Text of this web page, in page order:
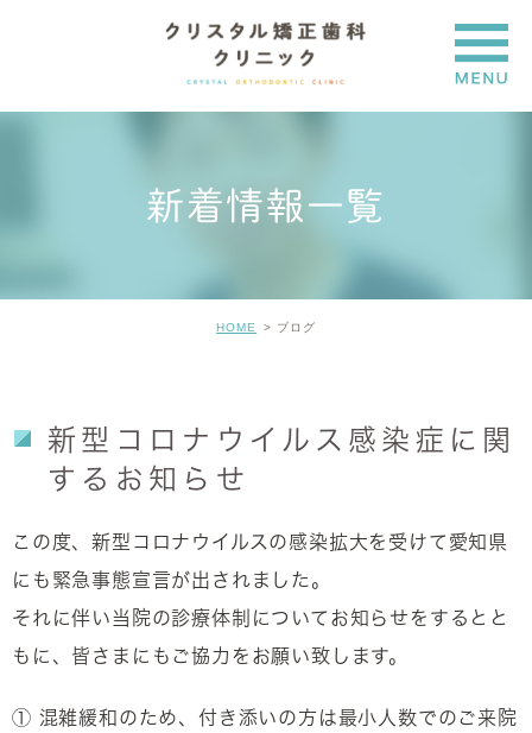
新着情報一覧
HOME ブログ
新型コロナウイルス感染症に関
するお知らせ
この度、新型コロナウイルスの感染拡大を受けて愛知県
にも緊急事態宣言が出されました。
それに伴い当院の診療体制についてお知らせをするとと
もに、皆さまにもご協力をお願い致します。
① 混雑緩和のため、付き添いの方は最小人数でのご来院